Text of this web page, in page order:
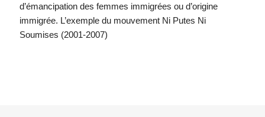
d’émancipation des femmes immigrées ou d’origine
immigrée. L’exemple du mouvement Ni Putes Ni
Soumises (2001-2007)